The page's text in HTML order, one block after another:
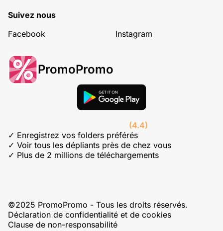
Suivez nous
Facebook
Instagram
PromoPromo
(4.4)
✓ Enregistrez vos folders préférés
✓ Voir tous les dépliants près de chez vous
✓ Plus de 2 millions de téléchargements
©2025 PromoPromo - Tous les droits réservés.
Déclaration de confidentialité et de cookies
Clause de non-responsabilité